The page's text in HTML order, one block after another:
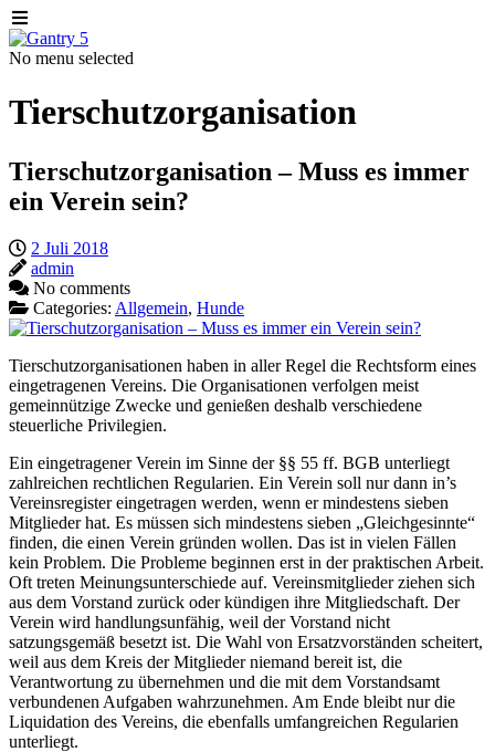
No menu selected
Tierschutzorganisation
Tierschutzorganisation – Muss es immer
ein Verein sein?
2 Juli 2018
admin
No comments
Categories: Allgemein, Hunde
Tierschutzorganisationen haben in aller Regel die Rechtsform eines
eingetragenen Vereins. Die Organisationen verfolgen meist
gemeinnützige Zwecke und genießen deshalb verschiedene
steuerliche Privilegien.
Ein eingetragener Verein im Sinne der §§ 55 ff. BGB unterliegt
zahlreichen rechtlichen Regularien. Ein Verein soll nur dann in’s
Vereinsregister eingetragen werden, wenn er mindestens sieben
Mitglieder hat. Es müssen sich mindestens sieben „Gleichgesinnte“
finden, die einen Verein gründen wollen. Das ist in vielen Fällen
kein Problem. Die Probleme beginnen erst in der praktischen Arbeit.
Oft treten Meinungsunterschiede auf. Vereinsmitglieder ziehen sich
aus dem Vorstand zurück oder kündigen ihre Mitgliedschaft. Der
Verein wird handlungsunfähig, weil der Vorstand nicht
satzungsgemäß besetzt ist. Die Wahl von Ersatzvorständen scheitert,
weil aus dem Kreis der Mitglieder niemand bereit ist, die
Verantwortung zu übernehmen und die mit dem Vorstandsamt
verbundenen Aufgaben wahrzunehmen. Am Ende bleibt nur die
Liquidation des Vereins, die ebenfalls umfangreichen Regularien
unterliegt.